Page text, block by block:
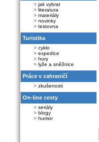
> jak vybrat
> literatura
> materiály
> novinky
> testovna
Turistika
> cyklo
> expedice
> hory
> lyže a sněžnice
Práce v zahraničí
> zkušenosti
On-line cesty
> seriály
> blogy
> humor